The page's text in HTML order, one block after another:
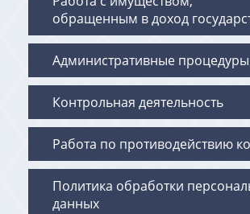
обращенным в доход
Административные процедуры
Контрольная деятельность
Работа по противодействию
Политика обработки
данных